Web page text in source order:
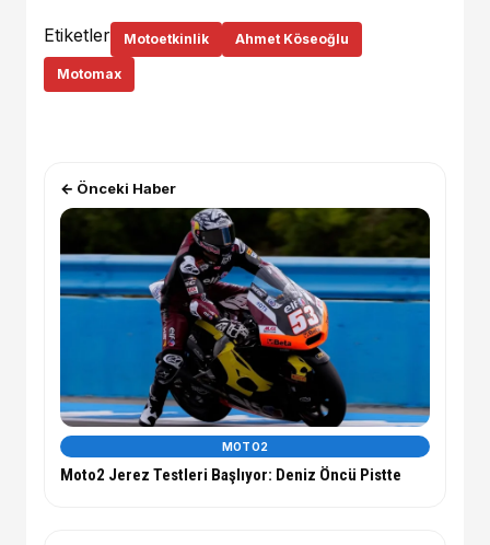
Etiketler Motoetkinlik Ahmet Köseoğlu
Motomax
← Önceki Haber
MOTO2
Moto2 Jerez Testleri Başlıyor: Deniz Öncü Pistte